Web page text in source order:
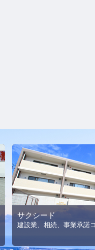
サクシード
建設業、相続、事業承諾